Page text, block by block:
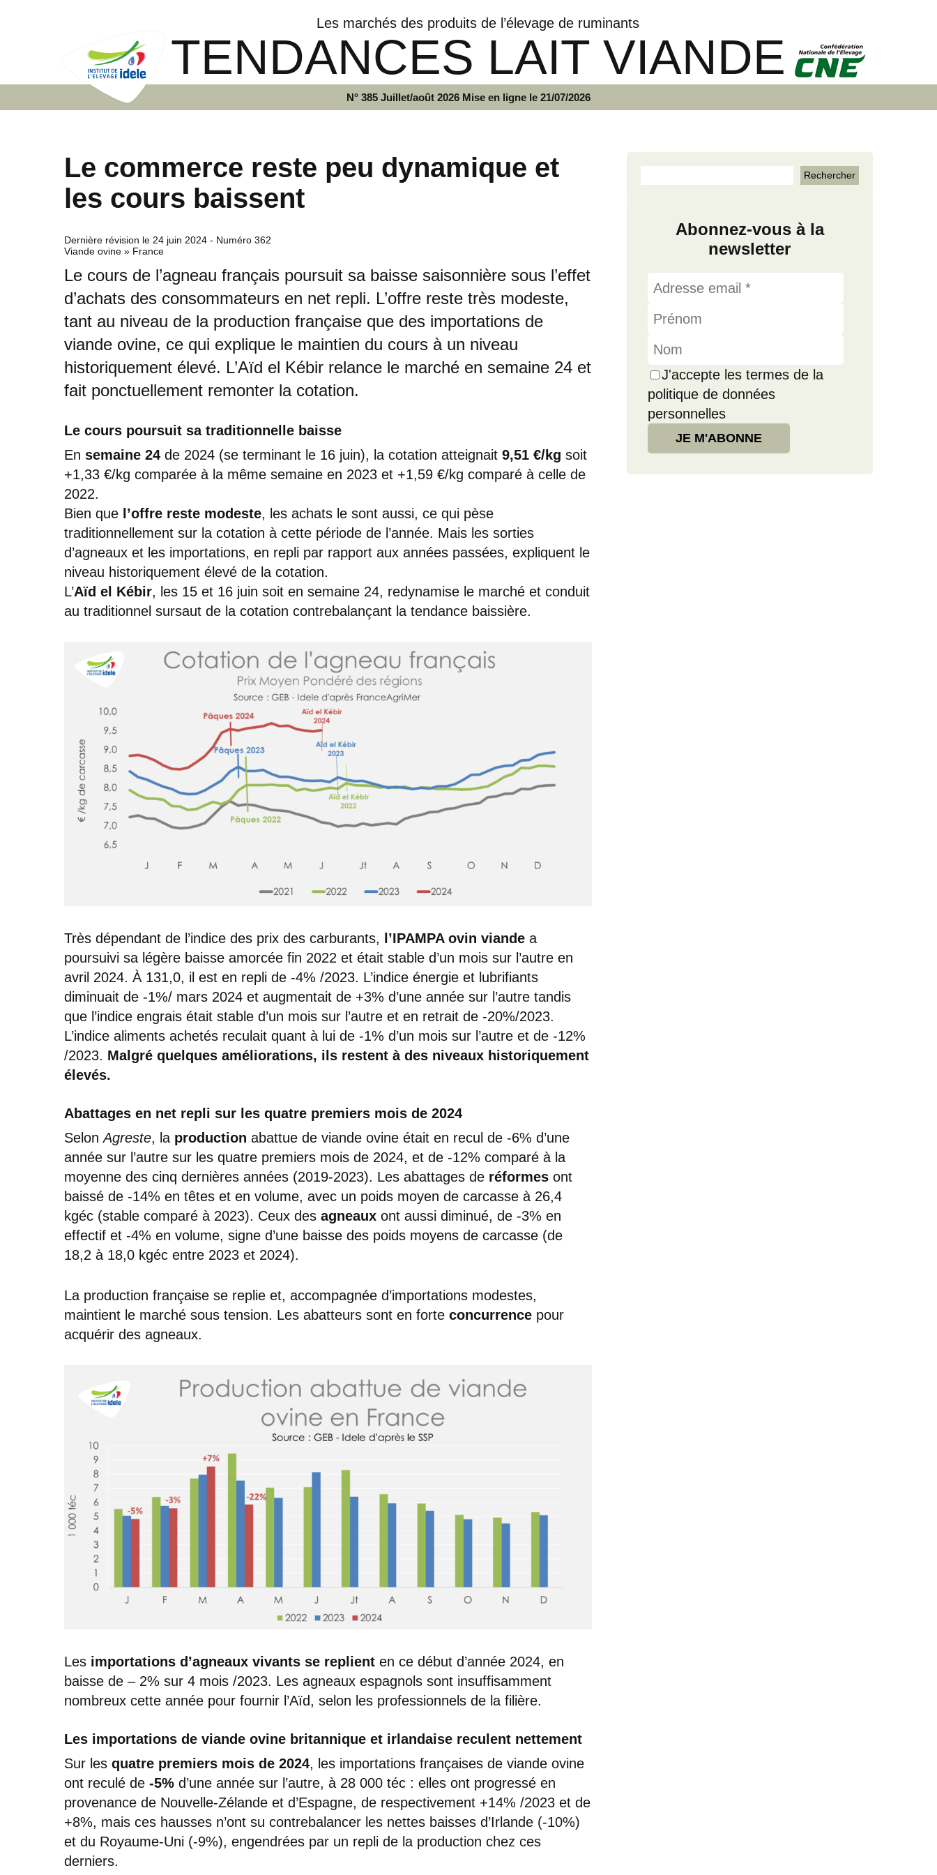
Les marchés des produits de l’élevage de ruminants
TENDANCES LAIT VIANDE
N° 385 Juillet/août 2026 Mise en ligne le 21/07/2026
Le commerce reste peu dynamique et
les cours baissent
Dernière révision le 24 juin 2024 - Numéro 362
Viande ovine » France
Le cours de l’agneau français poursuit sa baisse saisonnière sous l’effet
d’achats des consommateurs en net repli. L’offre reste très modeste,
tant au niveau de la production française que des importations de
viande ovine, ce qui explique le maintien du cours à un niveau
historiquement élevé. L’Aïd el Kébir relance le marché en semaine 24 et
fait ponctuellement remonter la cotation.
Le cours poursuit sa traditionnelle baisse
En semaine 24 de 2024 (se terminant le 16 juin), la cotation atteignait 9,51 €/kg soit
+1,33 €/kg comparée à la même semaine en 2023 et +1,59 €/kg comparé à celle de
2022.
Bien que l’offre reste modeste, les achats le sont aussi, ce qui pèse
traditionnellement sur la cotation à cette période de l’année. Mais les sorties
d’agneaux et les importations, en repli par rapport aux années passées, expliquent le
niveau historiquement élevé de la cotation.
L’Aïd el Kébir, les 15 et 16 juin soit en semaine 24, redynamise le marché et conduit
au traditionnel sursaut de la cotation contrebalançant la tendance baissière.
Très dépendant de l’indice des prix des carburants, l’IPAMPA ovin viande a
poursuivi sa légère baisse amorcée fin 2022 et était stable d’un mois sur l’autre en
avril 2024. À 131,0, il est en repli de -4% /2023. L’indice énergie et lubrifiants
diminuait de -1%/ mars 2024 et augmentait de +3% d’une année sur l’autre tandis
que l’indice engrais était stable d’un mois sur l’autre et en retrait de -20%/2023.
L’indice aliments achetés reculait quant à lui de -1% d’un mois sur l’autre et de -12%
/2023. Malgré quelques améliorations, ils restent à des niveaux historiquement
élevés.
Abattages en net repli sur les quatre premiers mois de 2024
SelonAgreste, la production abattue de viande ovine était en recul de -6% d’une
année sur l’autre sur les quatre premiers mois de 2024, et de -12% comparé à la
moyenne des cinq dernières années (2019-2023). Les abattages de réformes ont
baissé de -14% en têtes et en volume, avec un poids moyen de carcasse à 26,4
kgéc (stable comparé à 2023). Ceux des agneaux ont aussi diminué, de -3% en
effectif et -4% en volume, signe d’une baisse des poids moyens de carcasse (de
18,2 à 18,0 kgéc entre 2023 et 2024).
La production française se replie et, accompagnée d’importations modestes,
maintient le marché sous tension. Les abatteurs sont en forte concurrence pour
acquérir des agneaux.
Les importations d’agneaux vivants se replient en ce début d’année 2024, en
baisse de – 2% sur 4 mois /2023. Les agneaux espagnols sont insuffisamment
nombreux cette année pour fournir l’Aïd, selon les professionnels de la filière.
Les importations de viande ovine britannique et irlandaise reculent nettement
Sur les quatre premiers mois de 2024, les importations françaises de viande ovine
ont reculé de -5% d’une année sur l’autre, à 28 000 téc : elles ont progressé en
provenance de Nouvelle-Zélande et d’Espagne, de respectivement +14% /2023 et de
+8%, mais ces hausses n’ont su contrebalancer les nettes baisses d’Irlande (-10%)
et du Royaume-Uni (-9%), engendrées par un repli de la production chez ces
derniers.
Abonnez-vous à la
newsletter
J'accepte les termes de la
politique de données
personnelles